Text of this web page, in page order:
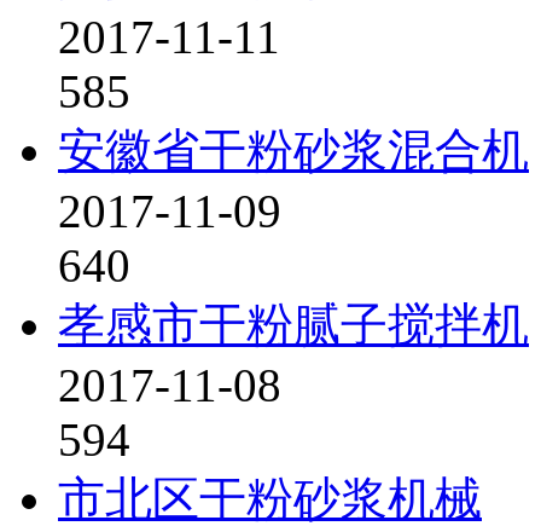
2017-11-11
585
安徽省干粉砂浆混合机
2017-11-09
640
孝感市干粉腻子搅拌机
2017-11-08
594
市北区干粉砂浆机械